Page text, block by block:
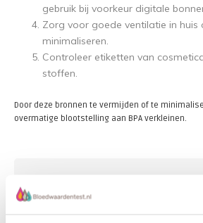
gebruik bij voorkeur digitale
Zorg voor goede ventilatie in
minimaliseren.
Controleer etiketten van
stoffen.
Door deze bronnen te vermijden of te
overmatige blootstelling aan BPA verkleinen.